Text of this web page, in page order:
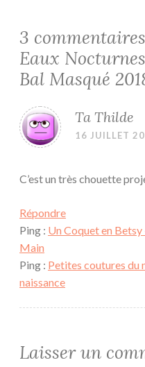
3
Eaux
Bal Masqué
Ta Thilde
16 JUILLET
C’est un très chouette
Répondre
Ping : Un Coquet en
Main
Ping : Petites coutures du
naissance
Laisser un